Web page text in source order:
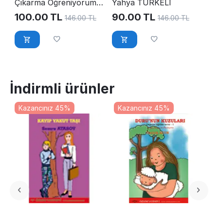
Çıkarma Öğreniyorum /
Yahya Türkeli
100.00 TL 146.00 TL
Yahya TÜRKELİ
90.00 TL 146.00 TL
İndirmli ürünler
Kazancınız 45% Kazancınız 45%